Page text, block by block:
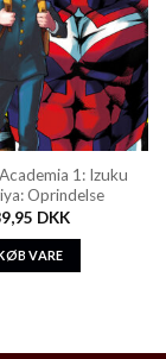
1: Izuku
Oprindelse
DKK
VARE